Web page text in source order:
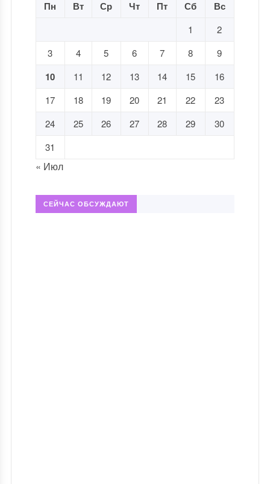
Пн Вт Ср Чт Пт Сб Вс
1
2
3
4 5 6 7 8 9
10 11 12 13 14 15
16
17
18 19 20 21 22
23
24
25 26 27 28 29
30
31
« Июл
СЕЙЧАС ОБСУЖДАЮТ